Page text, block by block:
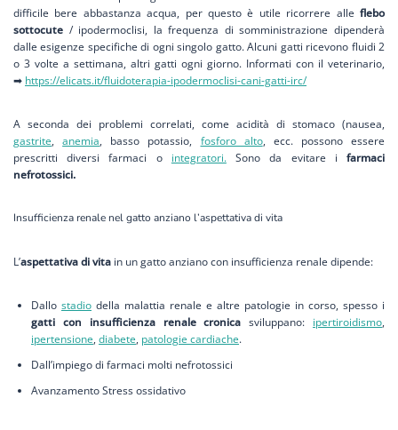
difficile bere abbastanza acqua, per questo è utile ricorrere alle flebo
sottocute / ipodermoclisi, la frequenza di somministrazione dipenderà
dalle esigenze specifiche di ogni singolo gatto. Alcuni gatti ricevono fluidi 2
o 3 volte a settimana, altri gatti ogni giorno. Informati con il veterinario,
➡ https://elicats.it/fluidoterapia-ipodermoclisi-cani-gatti-irc/
A seconda dei problemi correlati, come acidità di stomaco (nausea,
gastrite,anemia, basso potassio, fosforo alto, ecc. possono essere
prescritti diversi farmaci o integratori.Sono da evitare ifarmaci
nefrotossici.
Insufficienza renale nel gatto anziano l’aspettativa di vita
L’aspettativa di vita in un gatto anziano con insufficienza renale dipende:
Dallo stadio della malattia renale e altre patologie in corso, spesso i
gatti con insufficienza renale cronica sviluppano: ipertiroidismo,
ipertensione, diabete, patologie cardiache.
Dall’impiego di farmaci molti nefrotossici
Avanzamento Stress ossidativo